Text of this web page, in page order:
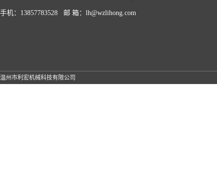
手机：13857783528 邮 箱：lh@wzlihong.com
温州市利宏机械科技有限公司